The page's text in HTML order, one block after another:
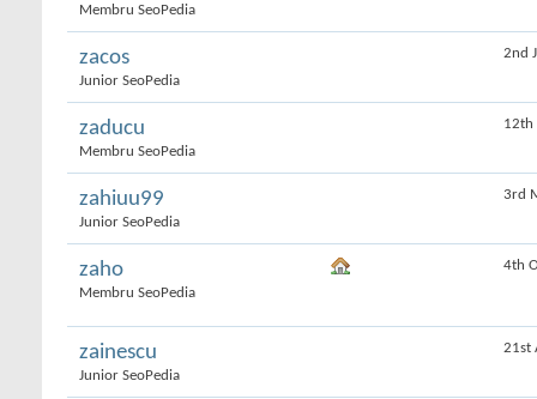
Membru SeoPedia
zacos
Junior SeoPedia
2nd
zaducu
Membru SeoPedia
12th
zahiuu99
Junior SeoPedia
3rd
zaho
Membru SeoPedia
4th
zainescu
Junior SeoPedia
21st